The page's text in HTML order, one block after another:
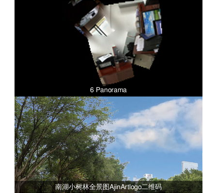
6 Panorama
南湖小树林全景图AjinArtlogo二维码